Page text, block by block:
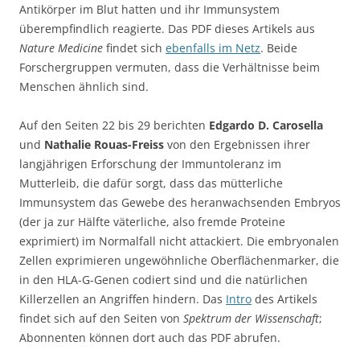
Antikörper im Blut hatten und ihr Immunsystem
überempfindlich reagierte. Das PDF dieses Artikels aus
Nature Medicine findet sich ebenfalls im Netz. Beide
Forschergruppen vermuten, dass die Verhältnisse beim
Menschen ähnlich sind.
Auf den Seiten 22 bis 29 berichten Edgardo D. Carosella
und Nathalie Rouas-Freiss von den Ergebnissen ihrer
langjährigen Erforschung der Immuntoleranz im
Mutterleib, die dafür sorgt, dass das mütterliche
Immunsystem das Gewebe des heranwachsenden Embryos
(der ja zur Hälfte väterliche, also fremde Proteine
exprimiert) im Normalfall nicht attackiert. Die embryonalen
Zellen exprimieren ungewöhnliche Oberflächenmarker, die
in den HLA-G-Genen codiert sind und die natürlichen
Killerzellen an Angriffen hindern. Das Intro des Artikels
findet sich auf den Seiten von Spektrum der Wissenschaft;
Abonnenten können dort auch das PDF abrufen.